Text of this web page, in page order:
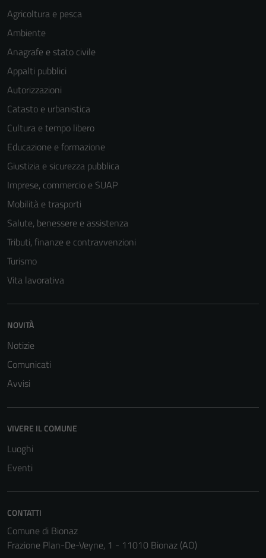
Agricoltura e pesca
Ambiente
Anagrafe e stato civile
Appalti pubblici
Autorizzazioni
Catasto e urbanistica
Cultura e tempo libero
Educazione e formazione
Giustizia e sicurezza pubblica
Imprese, commercio e SUAP
Mobilità e trasporti
Salute, benessere e assistenza
Tributi, finanze e contravvenzioni
Turismo
Vita lavorativa
NOVITÀ
Notizie
Comunicati
Avvisi
VIVERE IL COMUNE
Luoghi
Eventi
CONTATTI
Comune di Bionaz
Frazione Plan-De-Veyne, 1 - 11010 Bionaz (AO)
Questi cookie
essere
informazioni